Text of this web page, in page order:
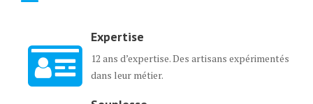
Expertise
12 ans d’expertise. Des artisans expérimentés
dans leur métier.